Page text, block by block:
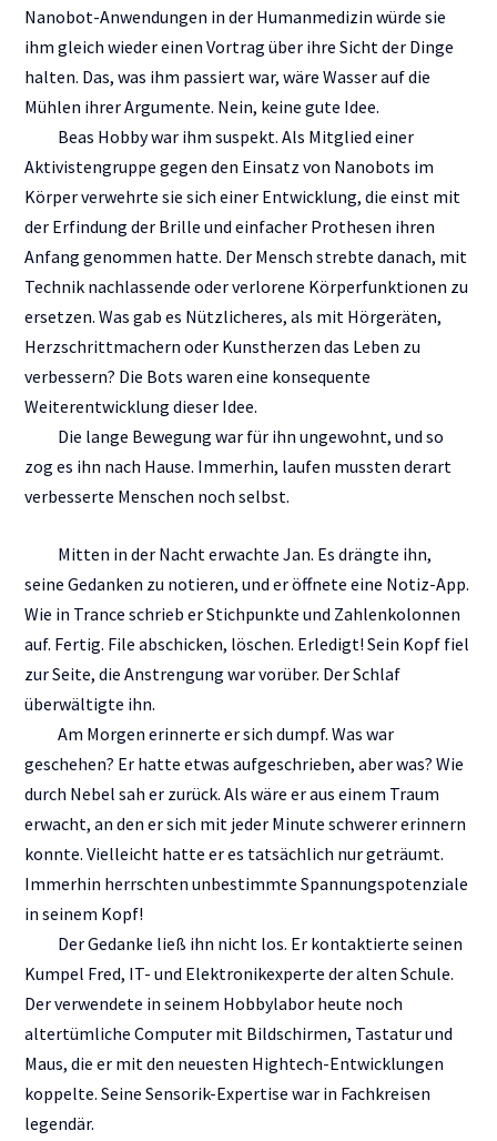
Nanobot-Anwendungen in der Humanmedizin würde sie
ihm gleich wieder einen Vortrag über ihre Sicht der Dinge
halten. Das, was ihm passiert war, wäre Wasser auf die
Mühlen ihrer Argumente. Nein, keine gute Idee.
Beas Hobby war ihm suspekt. Als Mitglied einer
Aktivistengruppe gegen den Einsatz von Nanobots im
Körper verwehrte sie sich einer Entwicklung, die einst mit
der Erfindung der Brille und einfacher Prothesen ihren
Anfang genommen hatte. Der Mensch strebte danach, mit
Technik nachlassende oder verlorene Körperfunktionen zu
ersetzen. Was gab es Nützlicheres, als mit Hörgeräten,
Herzschrittmachern oder Kunstherzen das Leben zu
verbessern? Die Bots waren eine konsequente
Weiterentwicklung dieser Idee.
Die lange Bewegung war für ihn ungewohnt, und so
zog es ihn nach Hause. Immerhin, laufen mussten derart
verbesserte Menschen noch selbst.
Mitten in der Nacht erwachte Jan. Es drängte ihn,
seine Gedanken zu notieren, und er öffnete eine Notiz-App.
Wie in Trance schrieb er Stichpunkte und Zahlenkolonnen
auf. Fertig. File abschicken, löschen. Erledigt! Sein Kopf fiel
zur Seite, die Anstrengung war vorüber. Der Schlaf
überwältigte ihn.
Am Morgen erinnerte er sich dumpf. Was war
geschehen? Er hatte etwas aufgeschrieben, aber was? Wie
durch Nebel sah er zurück. Als wäre er aus einem Traum
erwacht, an den er sich mit jeder Minute schwerer erinnern
konnte. Vielleicht hatte er es tatsächlich nur geträumt.
Immerhin herrschten unbestimmte Spannungspotenziale
in seinem Kopf!
Der Gedanke ließ ihn nicht los. Er kontaktierte seinen
Kumpel Fred, IT- und Elektronikexperte der alten Schule.
Der verwendete in seinem Hobbylabor heute noch
altertümliche Computer mit Bildschirmen, Tastatur und
Maus, die er mit den neuesten Hightech-Entwicklungen
koppelte. Seine Sensorik-Expertise war in Fachkreisen
legendär.